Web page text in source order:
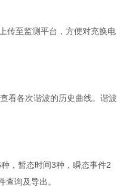
传至监测平台，方便对充换电
看各次谐波的历史曲线。谐波
，暂态时间3种，瞬态事件2
询及导出。